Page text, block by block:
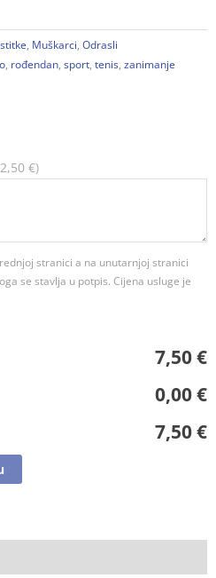
, Muškarci, Odrasli
, rođendan, sport, tenis, zanimanje
€)
stranici a na unutarnjoj stranici
se stavlja u potpis. Cijena usluge je
7,50 €
0,00 €
7,50 €